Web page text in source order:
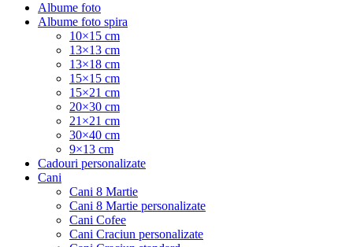
Albume foto
Albume foto spira
10×15 cm
13×13 cm
13×18 cm
15×15 cm
15×21 cm
20×30 cm
21×21 cm
30×40 cm
9×13 cm
Cadouri personalizate
Cani
Cani 8 Martie
Cani 8 Martie personalizate
Cani Cofee
Cani Craciun personalizate